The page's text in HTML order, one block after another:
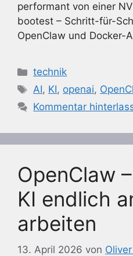
performant von einer
bootest – Schritt-für-
OpenClaw und Docker-
Kategorien
technik
Schlagwörter
AI, KI, openai,
Kommentar
OpenClaw
KI endlich
arbeiten
13. April 2026 von